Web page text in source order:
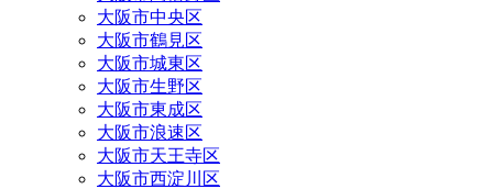
大阪市中央区
大阪市鶴見区
大阪市城東区
大阪市生野区
大阪市東成区
大阪市浪速区
大阪市天王寺区
大阪市西淀川区